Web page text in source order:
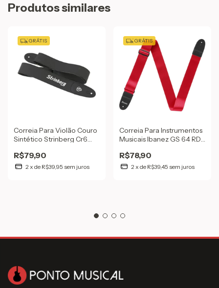
Produtos similares
GRÁTIS
Correia Para Violão Couro
Sintético Strinberg Cr6
R$79,90
2 x de R$39,95 sem juros
GRÁTIS
Correia Para Instrumentos
Musicais Ibanez GS 64 RD
R$78,90
2 x de R$39,45 sem juros